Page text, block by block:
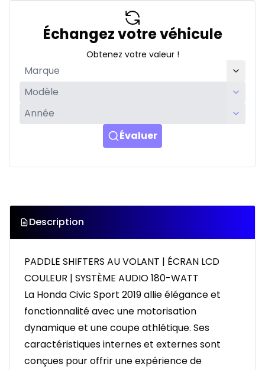
Échangez votre véhicule
Obtenez votre valeur !
Évaluer
Description
PADDLE SHIFTERS AU VOLANT | ÉCRAN LCD
COULEUR | SYSTÈME AUDIO 180-WATT
La Honda Civic Sport 2019 allie élégance et
fonctionnalité avec une motorisation
dynamique et une coupe athlétique. Ses
caractéristiques internes et externes sont
conçues pour offrir une expérience de